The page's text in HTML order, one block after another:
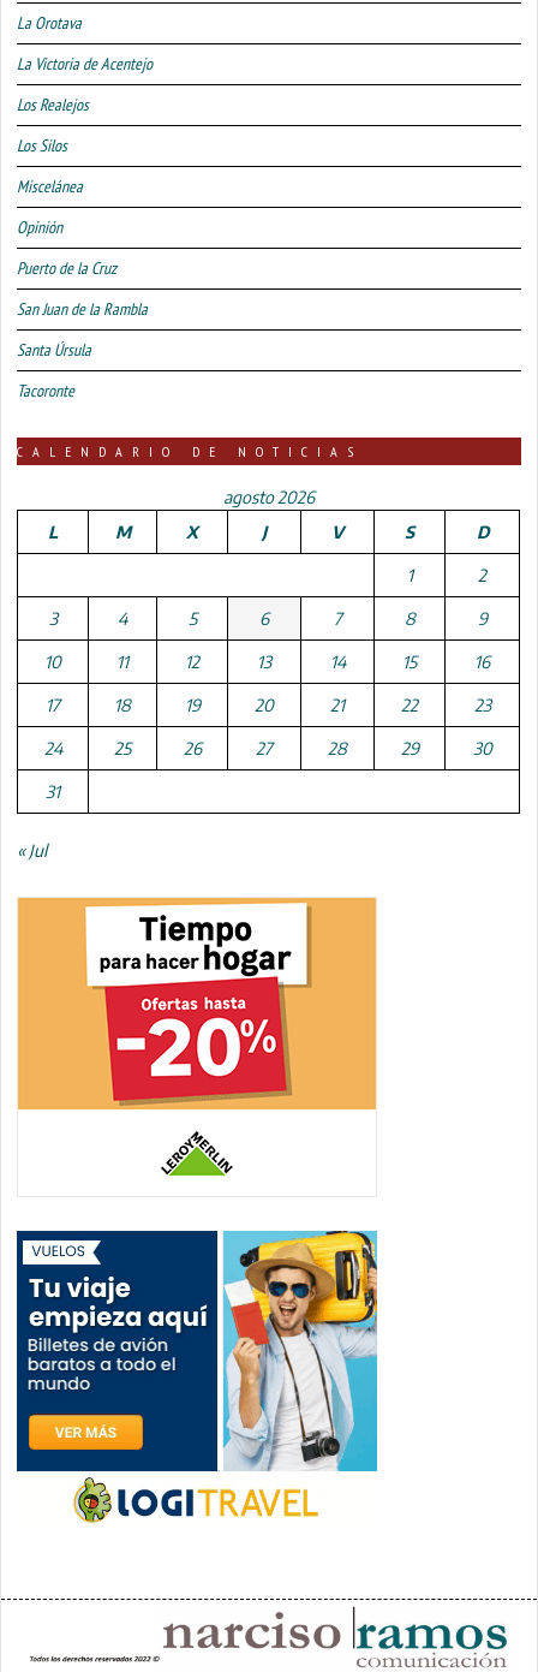
La Orotava
La Victoria de Acentejo
Los Realejos
Los Silos
Miscelánea
Opinión
Puerto de la Cruz
San Juan de la Rambla
Santa Úrsula
Tacoronte
CALENDARIO DE NOTICIAS
agosto 2026
L
M X J V S D
1 2
3 4 5 6 7 8 9
10 11 12 13 14 15 16
17 18 19 20 21 22 23
24 25 26 27 28 29 30
31
« Jul